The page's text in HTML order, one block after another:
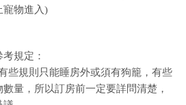
寵物進入)
規定：
些規則只能睡房外或須有狗籠，有些
量，所以訂房前一定要詳問清楚，